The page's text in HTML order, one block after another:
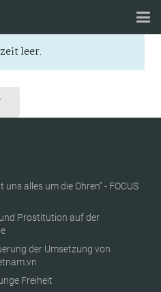
leer.
alles um die Ohren” - FOCUS
Prostitution auf der
der Umsetzung von
Freiheit